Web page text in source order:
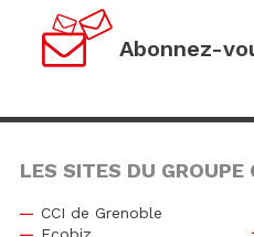
Abonnez-
LES SITES DU GROUPE
CCI de Grenoble